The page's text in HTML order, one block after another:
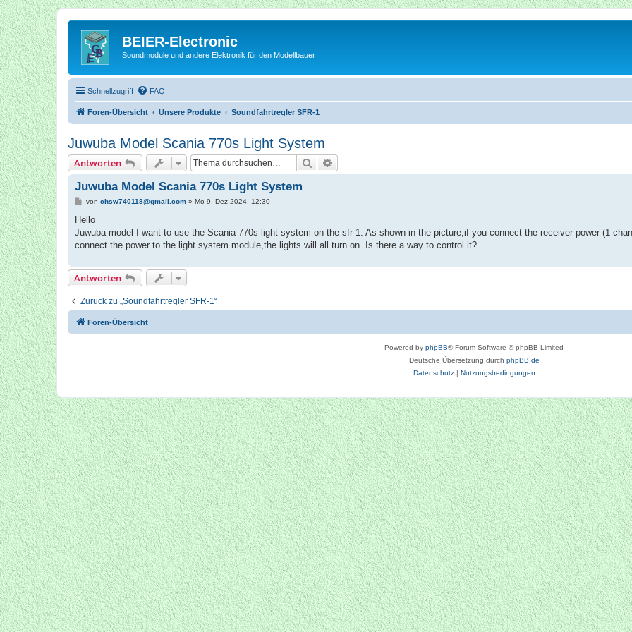
BEIER-Electronic
Soundmodule und andere Elektronik für den Modellbauer
Schnellzugriff FAQ
Foren-Übersicht Unsere Produkte Soundfahrtregler SFR-1
Juwuba Model Scania 770s Light System
Antworten Suche
Juwuba Model Scania 770s Light System
B
i
r
a
von chsw740118@gmail.com» Mo 9. Dez 2024, 12:30
Hello
Juwuba model I want to use the Scania 770s light system on the sfr-1. As shown in the picture,if you connect the receiver power (1
connect the power to the light system module,the lights will all turn on. Is there a way to control it?
Antworten
Zurück zu „Soundfahrtregler SFR-1“
Foren-Übersicht
Powered by phpBB® Forum Software © phpBB Limited
Deutsche Übersetzung durch phpBB.de
Datenschutz| Nutzungsbedingungen